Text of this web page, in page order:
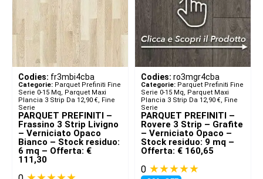
Codies: fr3mbi4cba
Categorie: Parquet Prefiniti Fine
Serie 0-15 Mq
Parquet Maxi
Plancia 3 Strip Da 12,90 €
Fine
Serie
PARQUET PREFINITI –
Frassino 3 Strip Livigno
– Verniciato Opaco
Bianco – Stock residuo:
6 mq – Offerta: €
111,30
Codies: ro3mgr4cba
Categorie: Parquet Prefiniti Fine
Serie 0-15 Mq
Parquet Maxi
Plancia 3 Strip Da 12,90 €
Fine
Serie
PARQUET PREFINITI –
Rovere 3 Strip – Grafite
– Verniciato Opaco –
Stock residuo: 9 mq –
Offerta: € 160,65
0 ★★★★★